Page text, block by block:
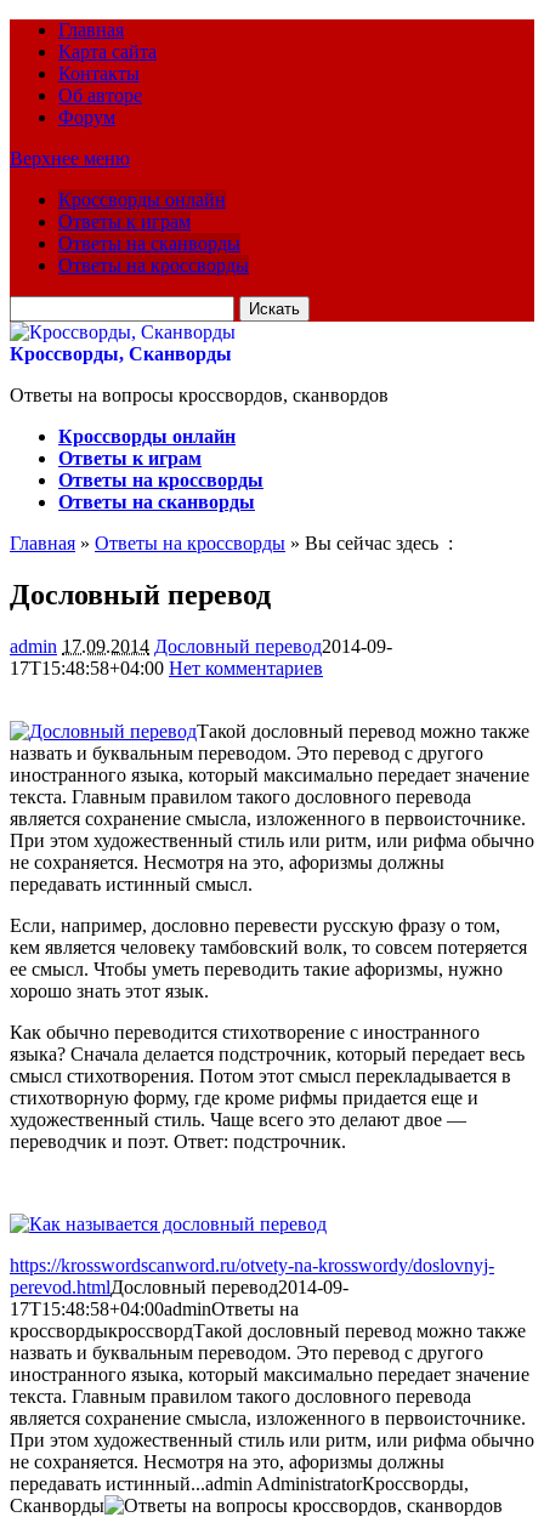
Главная
Карта сайта
Контакты
Об авторе
Форум
Верхнее меню
Кроссворды онлайн
Ответы к играм
Ответы на сканворды
Ответы на кроссворды
для:
Кроссворды, Сканворды
Ответы на вопросы кроссвордов, сканвордов
Кроссворды онлайн
Ответы к играм
Ответы на кроссворды
Ответы на сканворды
Главная » Ответы на кроссворды » Вы сейчас здесь :
Дословный перевод
admin 17.09.2014 Дословный перевод2014-09-
17T15:48:58+04:00 Нет комментариев
Такой дословный перевод можно также
назвать и буквальным переводом. Это перевод с другого
иностранного языка, который максимально передает значение
текста. Главным правилом такого дословного перевода
является сохранение смысла, изложенного в первоисточнике.
При этом художественный стиль или ритм, или рифма обычно
не сохраняется. Несмотря на это, афоризмы должны
передавать истинный смысл.
Если, например, дословно перевести русскую фразу о том,
кем является человеку тамбовский волк, то совсем потеряется
ее смысл. Чтобы уметь переводить такие афоризмы, нужно
хорошо знать этот язык.
Как обычно переводится стихотворение с иностранного
языка? Сначала делается подстрочник, который передает весь
смысл стихотворения. Потом этот смысл перекладывается в
стихотворную форму, где кроме рифмы придается еще и
художественный стиль. Чаще всего это делают двое —
переводчик и поэт. Ответ: подстрочник.
https://krosswordscanword.ru/otvety-na-krosswordy/doslovnyj-
perevod.htmlДословный перевод2014-09-
17T15:48:58+04:00adminОтветы на
кроссвордыкроссвордТакой дословный перевод можно также
назвать и буквальным переводом. Это перевод с другого
иностранного языка, который максимально передает значение
текста. Главным правилом такого дословного перевода
является сохранение смысла, изложенного в первоисточнике.
При этом художественный стиль или ритм, или рифма обычно
не сохраняется. Несмотря на это, афоризмы должны
передавать истинный...admin AdministratorКроссворды,
Сканворды